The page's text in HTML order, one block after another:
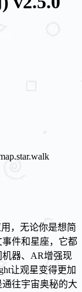
，无论你是想简
件和星座，它都
机器、AR增强现
让观星变得更加
往宇宙奥秘的大